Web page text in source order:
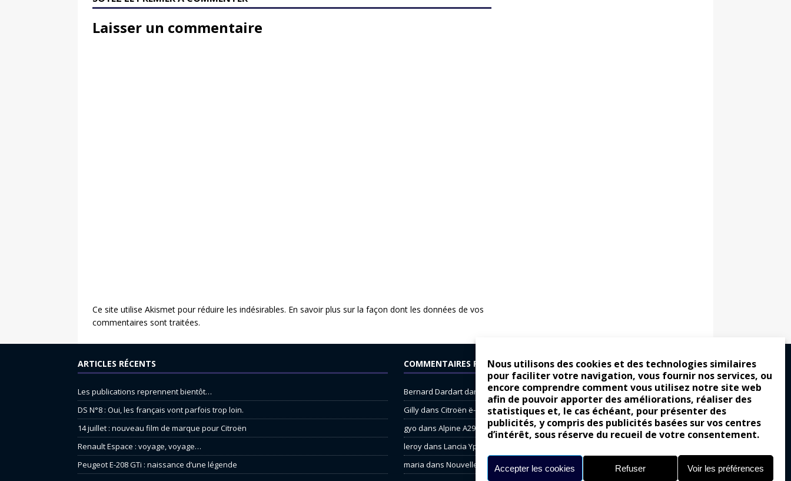
Nous utilisons des cookies et des technologies similaires
pour faciliter votre navigation, vous fournir nos services, ou
encore comprendre comment vous utilisez notre site web
afin de pouvoir apporter des améliorations, réaliser des
statistiques et, le cas échéant, pour présenter des
publicités, y compris des publicités basées sur vos centres
d’intérêt, sous réserve du recueil de votre consentement.
Accepter les cookies Refuser Voir les préférences
Laisser un commentaire
Ce site utilise Akismet pour réduire les indésirables. En savoir plus sur la façon dont les données de vos
commentaires sont traitées.
ARTICLES RÉCENTS
Les publications reprennent bientôt…
DS N°8 : Oui, les français vont parfois trop loin.
14 juillet : nouveau film de marque pour Citroën
Renault Espace : voyage, voyage…
Peugeot E-208 GTi : naissance d’une légende
COMMENTAIRES RÉCENTS
Bernard Dardartdans
Dacia Sandero : pour les gens vrais
Gillydans Citroën ë-C3 : la révolution a commencé
gyo dans Alpine A290 : L’irrésistible attraction de la légèreté
leroydans Lancia Ypsilon : naturellement envoûtante ?
maria dans Nouvelle Opel Corsa : Yes of Corsa !